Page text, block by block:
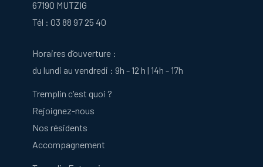
67190 MUTZIG
Tél : 03 88 97 25 40
Horaires d’ouverture :
du lundi au vendredi : 9h - 12 h | 14h - 17h
Tremplin c'est quoi ?
Rejoignez-nous
Nos résidents
Accompagnement